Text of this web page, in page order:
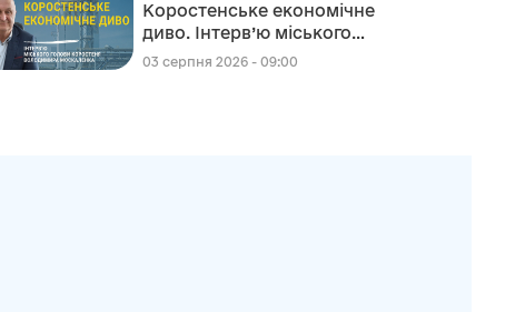
Коростенське економічне
диво. Інтерв’ю міського
голови Коростеня
03 серпня 2026 - 09:00